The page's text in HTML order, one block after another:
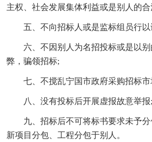
主权、社会发展集体利益或是别人的
五、不向招标人或是监标组员行以
六、不因别人为名招投标或是以别
弊，骗领招标;
七、不搅乱宁国市政府采购招标市
八、没有投标后开展虚报故意举报;
九、招标后不可将标书要求未予分
新项目分包、工程分包于别人。